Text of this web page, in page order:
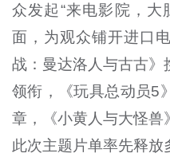
众发起“来电影院，大
面，为观众铺开进口
战：曼达洛人与古古》
领衔，《玩具总动员5
章，《小黄人与大怪
此次主题片单率先释放